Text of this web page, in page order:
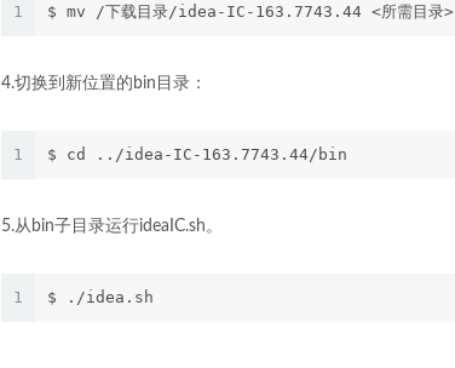
1 $ mv /下载目录/idea-IC-163.7743.44 <所需目录>
4.切换到新位置的bin目录：
1 $ cd ../idea-IC-163.7743.44/bin
5.从bin子目录运行ideaIC.sh。
1 $ ./idea.sh